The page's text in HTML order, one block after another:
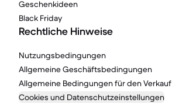
Geschenkideen
Black Friday
Rechtliche Hinweise
Nutzungsbedingungen
Allgemeine Geschäftsbedingungen
Allgemeine Bedingungen für den Verkauf
Cookies und Datenschutzeinstellungen